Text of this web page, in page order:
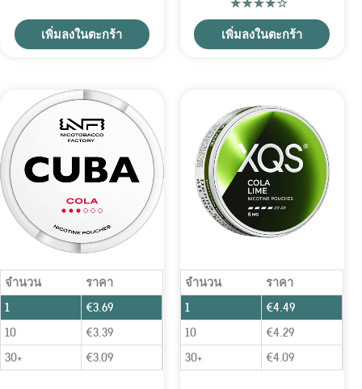
เพิ่มลงในตะกร้า เพิ่มลงในตะกร้า
จำนวน
ราคา
1
€3.69
10
€3.39
30+
€3.09
จำนวน
ราคา
1
€4.49
10
€4.29
30+
€4.09